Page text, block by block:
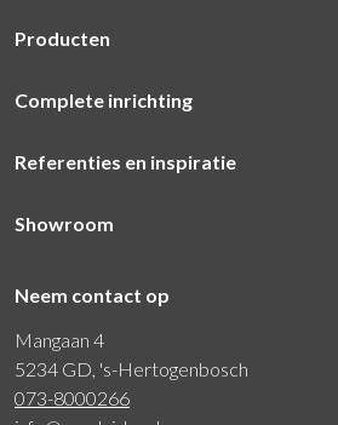
Producten
Complete inrichting
Referenties en inspiratie
Showroom
Neem contact op
Mangaan 4
5234 GD, 's-Hertogenbosch
073-8000266